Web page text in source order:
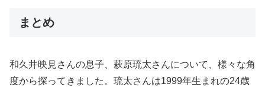
まとめ
和久井映見さんの息子、萩原琉太さんについて、様々な角
度から探ってきました。琉太さんは1999年生まれの24歳